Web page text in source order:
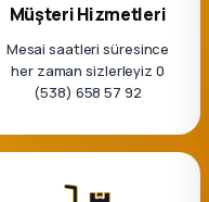
Müşteri Hizmetleri
Mesai saatleri süresince
her zaman sizlerleyiz 0
(538) 658 57 92